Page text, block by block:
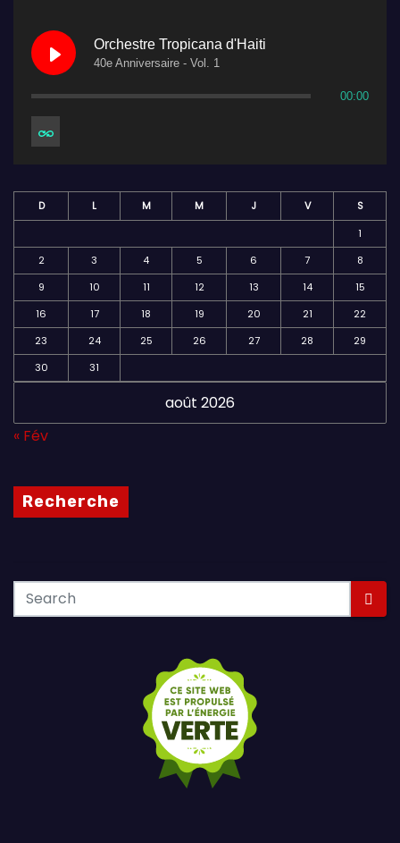
Orchestre Tropicana d'Haiti
40e Anniversaire - Vol. 1
00:00
août 2026
D L M M J V
S
1
2
3 4 5 6 7
8
9
10 11 12 13 14
15
16
17 18 19 20 21
22
23
24 25 26 27 28
29
30
31
« Fév
Recherche